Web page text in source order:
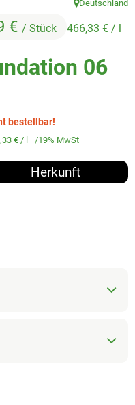
06
€ / Stück 466,33 € / l
, Herkunft:
Deutschland
bestellbar!
€/ l 19% MwSt
Herkunft